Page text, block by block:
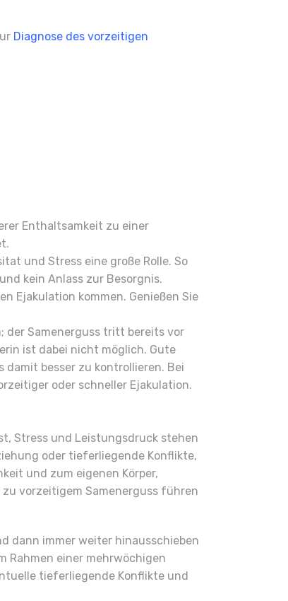
Diagnose des vorzeitigen
Enthaltsamkeit zu einer
und Stress eine große Rolle. So
kein Anlass zur Besorgnis.
Ejakulation kommen. Genießen Sie
der Samenerguss tritt bereits vor
ist dabei nicht möglich. Gute
damit besser zu kontrollieren. Bei
oder schneller Ejakulation.
Stress und Leistungsdruck stehen
oder tieferliegende Konflikte,
und zum eigenen Körper,
vorzeitigem Samenerguss führen
dann immer weiter hinausschieben
Rahmen einer mehrwöchigen
tieferliegende Konflikte und